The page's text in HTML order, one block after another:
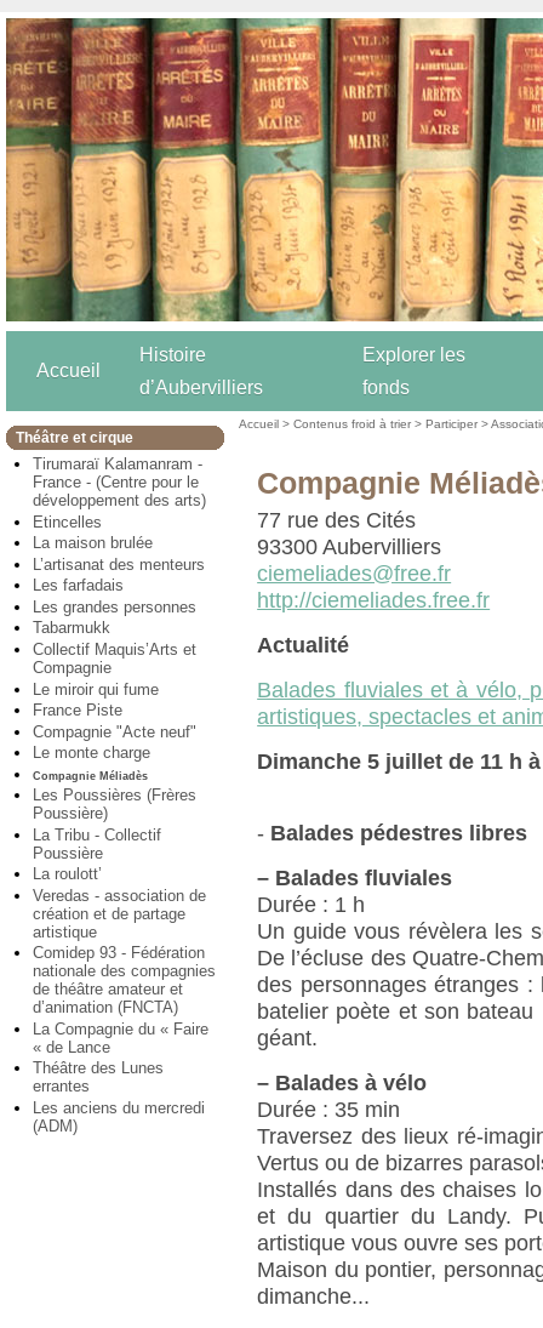
Accueil
Histoire
d’Aubervilliers
Explorer les
fonds
Théâtre et cirque
Tirumaraï Kalamanram -
France - (Centre pour le
développement des arts)
Etincelles
La maison brulée
L’artisanat des menteurs
Les farfadais
Les grandes personnes
Tabarmukk
Collectif Maquis’Arts et
Compagnie
Le miroir qui fume
France Piste
Compagnie "Acte neuf"
Le monte charge
Compagnie Méliadès
Les Poussières (Frères
Poussière)
La Tribu - Collectif
Poussière
La roulott’
Veredas - association de
création et de partage
artistique
Comidep 93 - Fédération
nationale des compagnies
de théâtre amateur et
d’animation (FNCTA)
La Compagnie du « Faire
« de Lance
Théâtre des Lunes
errantes
Les anciens du mercredi
(ADM)
Accueil >Contenus froid à trier >Participer >
Compagnie
77 rue des Cités
93300 Aubervilliers
ciemeliades@free.fr
http://ciemeliades.free.fr
Actualité
Balades fluviales et à vélo,
artistiques, spectacles et
Dimanche 5 juillet de 11 h
- Balades pédestres libres
– Balades fluviales
Durée : 1 h
Un guide vous révèlera les
De l’écluse des Quatre-
des personnages étranges :
batelier poète et son
géant.
– Balades à vélo
Durée : 35 min
Traversez des lieux ré-
Vertus ou de bizarres
Installés dans des chaises
et du quartier du Landy.
artistique vous ouvre ses
Maison du pontier,
dimanche...